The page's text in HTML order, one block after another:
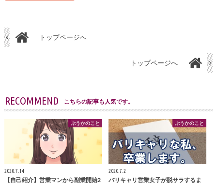
トップページへ
トップページへ
RECOMMEND こちらの記事も人気です。
ぷうかのこと
2020.7.14
【自己紹介】営業マンから副業開始2
ぷうかのこと
2020.7.2
バリキャリ営業女子が脱サラするま